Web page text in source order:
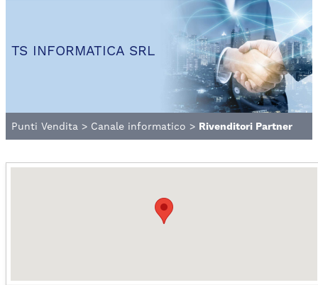
TS INFORMATICA SRL
Punti Vendita > Canale informatico > Rivenditori Partner